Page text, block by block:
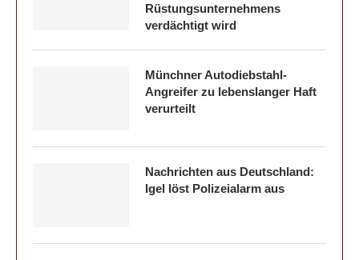
Rüstungsunternehmens
verdächtigt wird
Münchner Autodiebstahl-
Angreifer zu lebenslanger Haft
verurteilt
Nachrichten aus Deutschland:
Igel löst Polizeialarm aus